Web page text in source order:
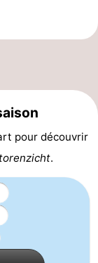
pour découvrir
.